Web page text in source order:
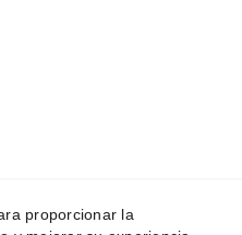
proporcionar la